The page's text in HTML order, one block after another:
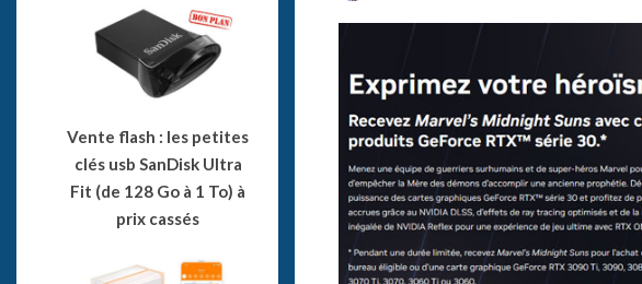
Vente flash : les petites
clés usb SanDisk Ultra
Fit (de 128 Go à 1 To) à
prix cassés